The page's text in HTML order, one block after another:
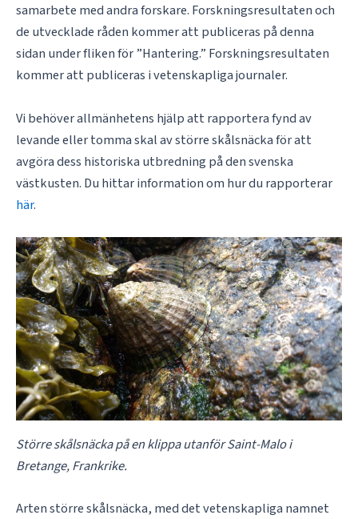
samarbete med andra forskare. Forskningsresultaten och
de utvecklade råden kommer att publiceras på denna
sidan under fliken för ”Hantering.” Forskningsresultaten
kommer att publiceras i vetenskapliga journaler.
Vi behöver allmänhetens hjälp att rapportera fynd av
levande eller tomma skal av större skålsnäcka för att
avgöra dess historiska utbredning på den svenska
västkusten. Du hittar information om hur du rapporterar
här.
Större skålsnäcka på en klippa utanför Saint-Malo i
Bretange, Frankrike.
Arten större skålsnäcka, med det vetenskapliga namnet